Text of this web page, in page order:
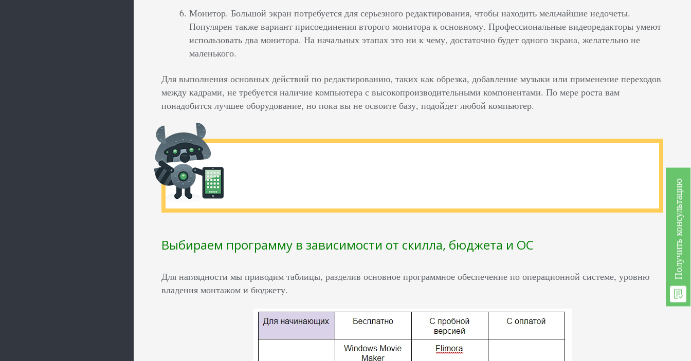
Монитор. Большой экран потребуется для серьезного редактирования, чтобы находить мельчайшие недочеты.
Популярен также вариант присоединения второго монитора к основному. Профессиональные видеоредакторы умеют
использовать два монитора. На начальных этапах это ни к чему, достаточно будет одного экрана, желательно не
маленького.
Для выполнения основных действий по редактированию, таких как обрезка, добавление музыки или применение переходов
между кадрами, не требуется наличие компьютера с высокопроизводительными компонентами. По мере роста вам
понадобится лучшее оборудование, но пока вы не освоите базу, подойдет любой компьютер.
Выбираем программу в зависимости от скилла, бюджета и ОС
Для наглядности мы приводим таблицы, разделив основное программное обеспечение по операционной системе, уровню
владения монтажом и бюджету.
Получить консультацию